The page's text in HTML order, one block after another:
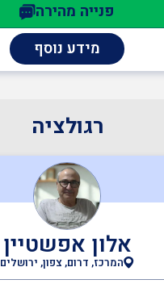
כיבוי אש
הגנת הסביבה
אדריכלים
ענף הבנייה
פנייה מהירה
מידע נוסף
רגולציה
אלון אפשטיין
המרכז, דרום, צפון, ירושלים